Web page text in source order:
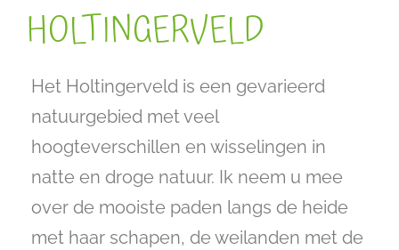
HOLTINGERVELD
Het Holtingerveld is een gevarieerd
natuurgebied met veel
hoogteverschillen en wisselingen in
natte en droge natuur. Ik neem u mee
over de mooiste paden langs de heide
met haar schapen, de weilanden met de